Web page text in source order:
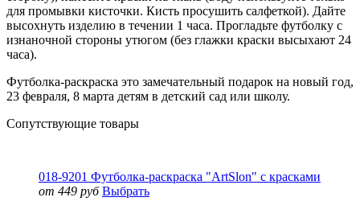
для промывки кисточки. Кисть просушить салфеткой). Дайте
высохнуть изделию в течении 1 часа. Прогладьте футболку с
изнаночной стороны утюгом (без глажки краски высыхают 24
часа).
Футболка-раскраска это замечательный подарок на новый год,
23 февраля, 8 марта детям в детский сад или школу.
Сопутствующие товары
018-9201 Футболка-раскраска "ArtSlon" с красками
от 449 руб Выбрать